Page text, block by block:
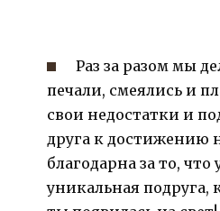
Раз за разом мы
печали, смеялись и
свои недостатки и
друга к достижению
благодарна за то, что
уникальная подруга,